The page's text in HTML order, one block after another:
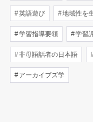
英語遊び 地域性を
学習指導要領 学習
非母語話者の日本語
アーカイブズ学